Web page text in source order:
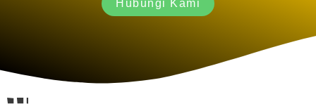
Hubungi Kami